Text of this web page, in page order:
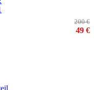
200 €
49 €